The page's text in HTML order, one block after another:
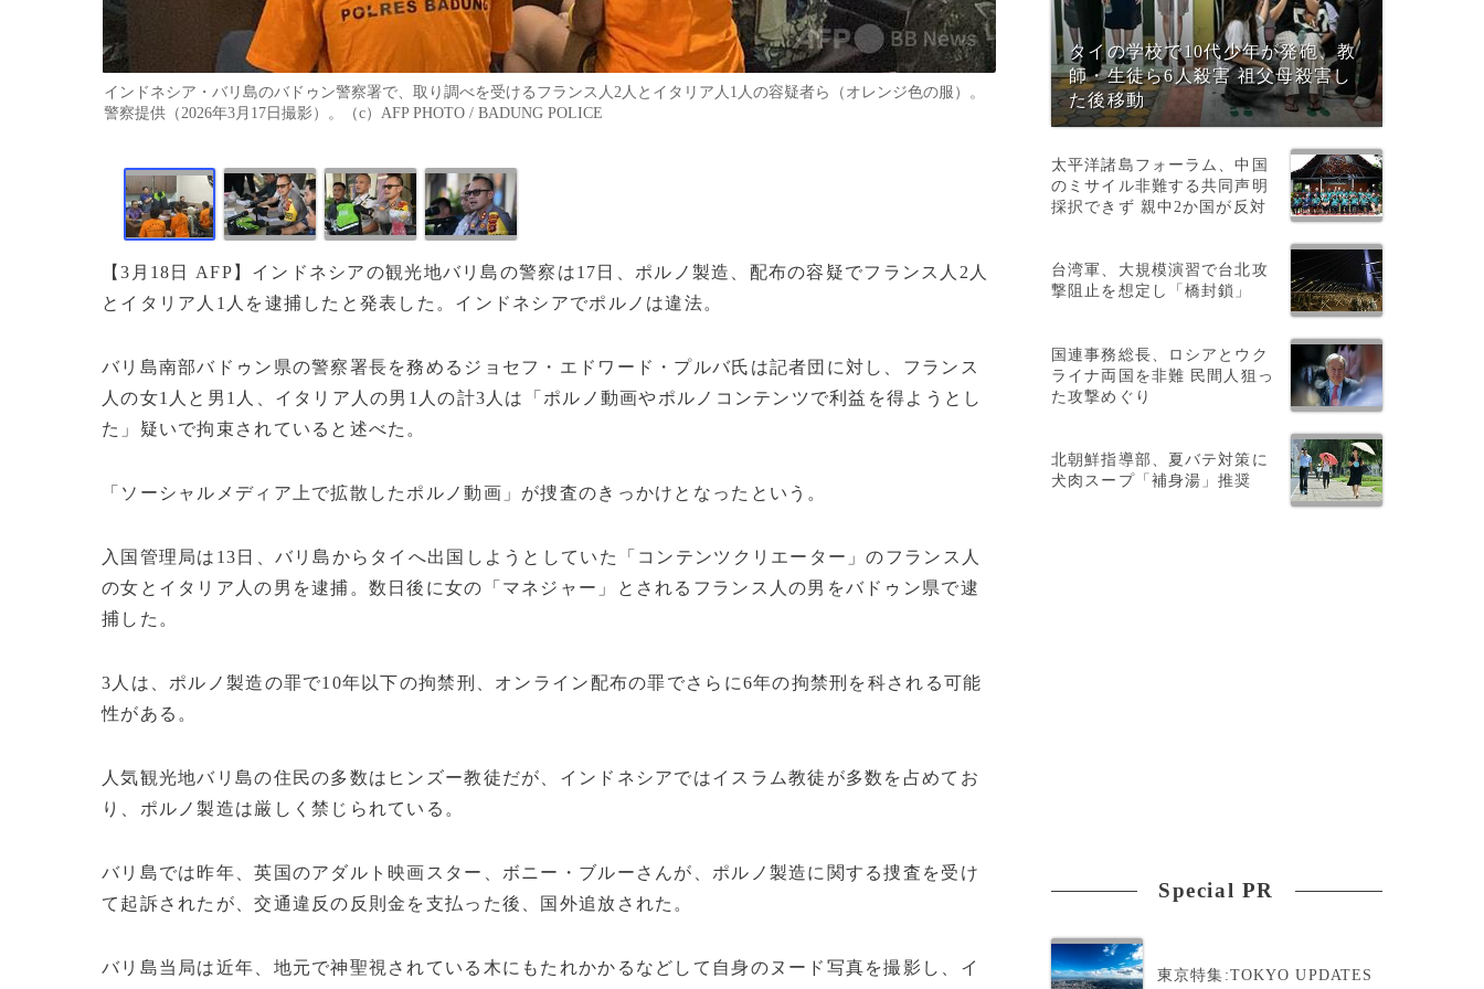
インドネシア・バリ島のバドゥン警察署で、取り調べを受けるフランス人2人とイタリア人1人の容疑者ら（オレンジ色の服）。
警察提供（2026年3月17日撮影）。（c）AFP PHOTO / BADUNG POLICE
【3月18日 AFP】インドネシアの観光地バリ島の警察は17日、ポルノ製造、配布の容疑でフランス人2人
とイタリア人1人を逮捕したと発表した。インドネシアでポルノは違法。
バリ島南部バドゥン県の警察署長を務めるジョセフ・エドワード・プルバ氏は記者団に対し、フランス
人の女1人と男1人、イタリア人の男1人の計3人は「ポルノ動画やポルノコンテンツで利益を得ようとし
た」疑いで拘束されていると述べた。
「ソーシャルメディア上で拡散したポルノ動画」が捜査のきっかけとなったという。
入国管理局は13日、バリ島からタイへ出国しようとしていた「コンテンツクリエーター」のフランス人
の女とイタリア人の男を逮捕。数日後に女の「マネジャー」とされるフランス人の男をバドゥン県で逮
捕した。
3人は、ポルノ製造の罪で10年以下の拘禁刑、オンライン配布の罪でさらに6年の拘禁刑を科される可能
性がある。
人気観光地バリ島の住民の多数はヒンズー教徒だが、インドネシアではイスラム教徒が多数を占めてお
り、ポルノ製造は厳しく禁じられている。
バリ島では昨年、英国のアダルト映画スター、ボニー・ブルーさんが、ポルノ製造に関する捜査を受け
て起訴されたが、交通違反の反則金を支払った後、国外追放された。
バリ島当局は近年、地元で神聖視されている木にもたれかかるなどして自身のヌード写真を撮影し、イ
タイの学校で10代少年が発砲、教
師・生徒ら6人殺害 祖父母殺害し
た後移動
太平洋諸島フォーラム、中国
のミサイル非難する共同声明
採択できず 親中2か国が反対
台湾軍、大規模演習で台北攻
撃阻止を想定し「橋封鎖」
国連事務総長、ロシアとウク
ライナ両国を非難 民間人狙っ
た攻撃めぐり
北朝鮮指導部、夏バテ対策に
犬肉スープ「補身湯」推奨
Special PR
東京特集:TOKYO UPDATES